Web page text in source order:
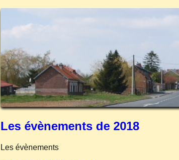
Les évènements de 2018
Les évènements